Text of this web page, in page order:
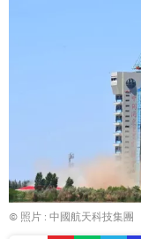
© 照片 : 中國航天科技集團